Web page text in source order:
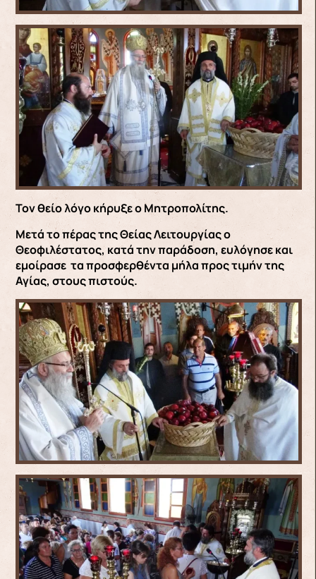
Τον θείο λόγο κήρυξε ο Μητροπολίτης.
Μετά το πέρας της Θείας Λειτουργίας ο
Θεοφιλέστατος, κατά την παράδοση, ευλόγησε και
εμοίρασε τα προσφερθέντα μήλα προς τιμήν της
Αγίας, στους πιστούς.